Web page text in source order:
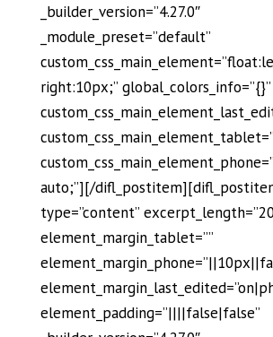
_builder_version=”4.27.0″
_module_preset=”default”
right:10px;” global_colors_info=”{}”
auto;”][/
type=”content”
element_margin_tablet=””
element_padding=”||||false|false”